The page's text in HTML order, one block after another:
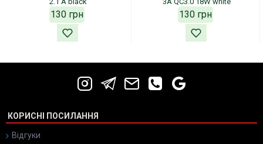
130 грн 130 грн
КОРИСНІ ПОСИЛАННЯ
Відгуки